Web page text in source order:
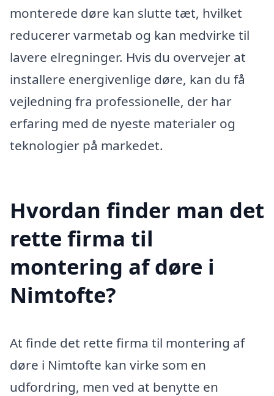
monterede døre kan slutte tæt, hvilket
reducerer varmetab og kan medvirke til
lavere elregninger. Hvis du overvejer at
installere energivenlige døre, kan du få
vejledning fra professionelle, der har
erfaring med de nyeste materialer og
teknologier på markedet.
Hvordan finder man det
rette firma til
montering af døre i
Nimtofte?
At finde det rette firma til montering af
døre i Nimtofte kan virke som en
udfordring, men ved at benytte en